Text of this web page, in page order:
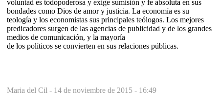
voluntad es todopoderosa y exige sumisión y fe absoluta en sus
bondades como Dios de amor y justicia. La economía es su
teología y los economistas sus principales teólogos. Los mejores
predicadores surgen de las agencias de publicidad y de los grandes
medios de comunicación, y la mayoría
de los políticos se convierten en sus relaciones públicas.
Maria del Cil - 14 de noviembre de 2015 - 16:49